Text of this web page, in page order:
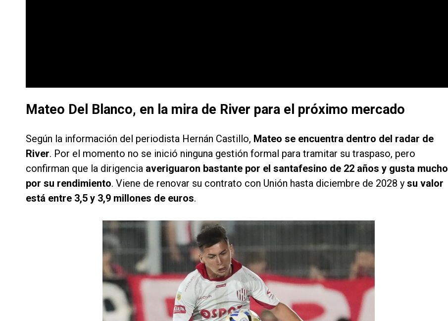
Mateo Del Blanco, en la mira de River para el próximo mercado
Según la información del periodista Hernán Castillo, Mateo se encuentra dentro del radar de
River. Por el momento no se inició ninguna gestión formal para tramitar su traspaso, pero
confirman que la dirigencia averiguaron bastante por el santafesino de 22 años y gusta mucho
por su rendimiento. Viene de renovar su contrato con Unión hasta diciembre de 2028 y su valor
está entre 3,5 y 3,9 millones de euros.